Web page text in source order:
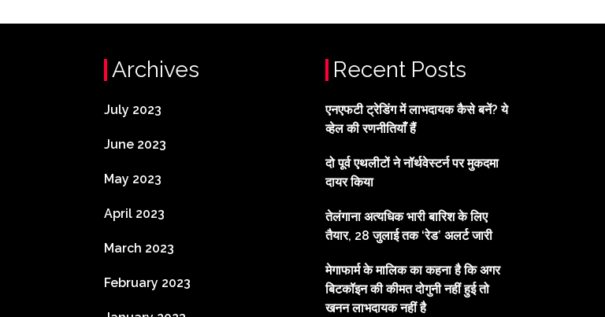
Archives
July 2023
June 2023
May 2023
April 2023
March 2023
February 2023
Recent Posts
एनएफटी ट्रेडिंग में लाभदायक कैसे बनें? ये
व्हेल की रणनीतियाँ हैं
दो पूर्व एथलीटों ने नॉर्थवेस्टर्न पर मुकदमा
दायर किया
तेलंगाना अत्यधिक भारी बारिश के लिए
तैयार, 28 जुलाई तक ‘रेड’ अलर्ट जारी
मेगाफार्म के मालिक का कहना है कि अगर
बिटकॉइन की कीमत दोगुनी नहीं हुई तो
खनन लाभदायक नहीं है